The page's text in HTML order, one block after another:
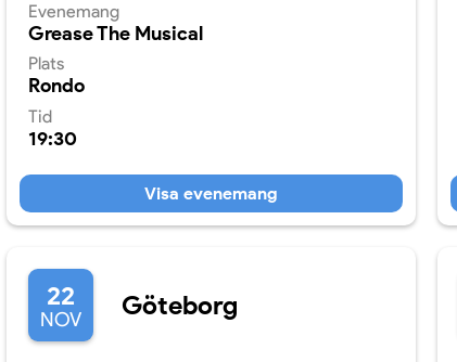
Plats
Rondo
Evenemang
Grease The Musical
Tid
19:30
Visa evenemang
22
NOV Göteborg